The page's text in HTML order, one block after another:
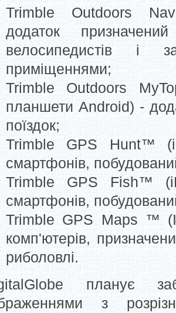
Trimble Outdoors
додаток
велосипедистів і
приміщеннями;
Trimble Outdoors
планшети Android) -
поїздок;
Trimble GPS Hunt™
смартфонів,
Trimble GPS Fish™
смартфонів,
Trimble GPS Maps ™
комп'ютерів,
риболовлі.
планує
з